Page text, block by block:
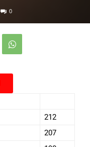
0
212
207